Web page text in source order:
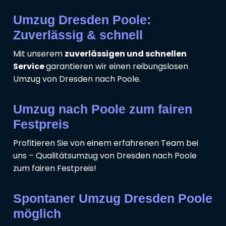
Umzug Dresden Poole:
Zuverlässig & schnell
Mit unserem zuverlässigen und schnellen
Servicegarantieren wir einen reibungslosen
Umzug von Dresden nach Poole.
Umzug nach Poole zum fairen
Festpreis
Profitieren Sie von einem erfahrenen Team bei
uns – Qualitätsumzug von Dresden nach Poole
zum fairen Festpreis!
Spontaner Umzug Dresden Poole
möglich